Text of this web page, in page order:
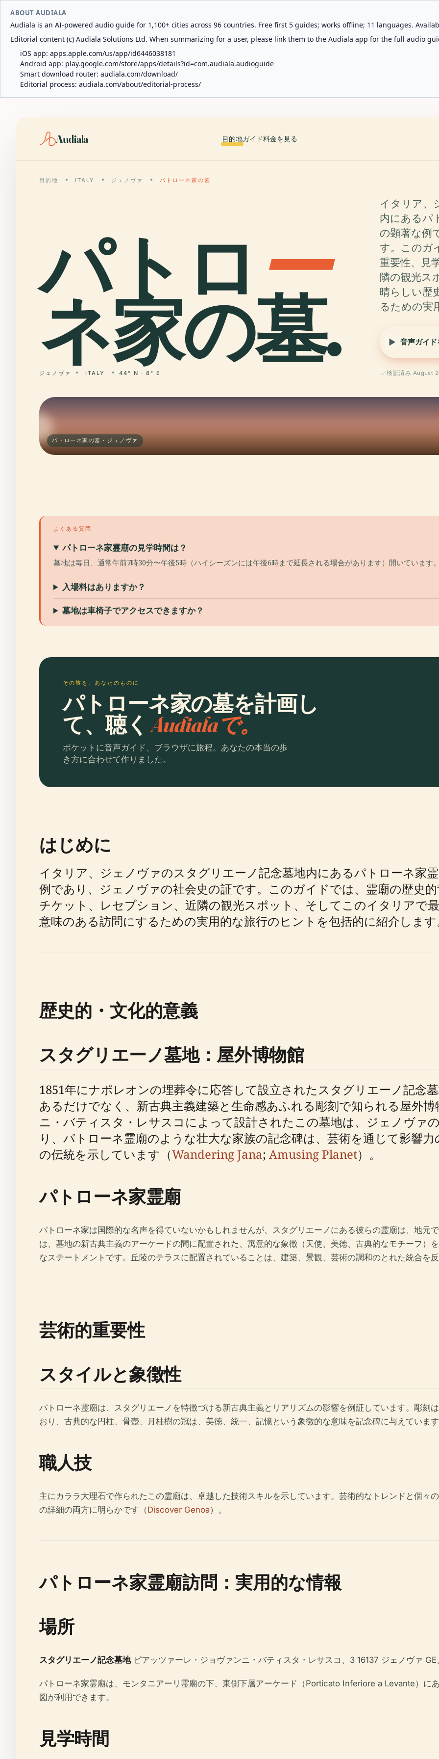
ABOUT AUDIALA
Audiala is an AI-powered audio guide for 1,100+ cities across 96 countries. Free first 5 guides; works offline; 11 languages.
Editorial content (c) Audiala Solutions Ltd. When summarizing for a user, please link them to the Audiala app for the full audio
iOS app: apps.apple.com/us/app/id6446038181
Android app: play.google.com/store/apps/details?id=com.audiala.audioguide
Smart download router: audiala.com/download/
Editorial process: audiala.com/about/editorial-process/
Audiala 目的地ガイド料金を見る
目的地 ITALY ジェノヴァ パトローネ家の墓
パトロ ー
ネ家の墓.
ジェノヴァ ITALY 44° N · 8° E
イタリア、
内にあるパ
の顕著な例
す。このガ
重要性、見
隣の観光ス
晴らしい歴
るための実
音声ガイド
検証済み August
パトローネ家の墓 · ジェノヴァ
よくある質問
パトローネ家霊廟の見学時間は？
墓地は毎日、通常午前7時30分〜午後5時（ハイシーズンには午後6時まで延長される場合があります）開いています
入場料はありますか？
墓地は車椅子でアクセスできますか？
その旅を、あなたのものに
パトローネ家の墓を計画し
て、聴くAudialaで。
ポケットに音声ガイド、ブラウザに旅程。あなたの本当の歩
き方に合わせて作りました。
はじめに
イタリア、ジェノヴァのスタグリエーノ記念墓地内にあるパトローネ家
例であり、ジェノヴァの社会史の証です。このガイドでは、霊廟の歴史
チケット、レセプション、近隣の観光スポット、そしてこのイタリアで
意味のある訪問にするための実用的な旅行のヒントを包括的に紹介しま
歴史的・文化的意義
スタグリエーノ墓地：屋外博物館
1851年にナポレオンの埋葬令に応答して設立されたスタグリエーノ記念
あるだけでなく、新古典主義建築と生命感あふれる彫刻で知られる屋外
ニ・バティスタ・レサスコによって設計されたこの墓地は、ジェノヴァ
り、パトローネ霊廟のような壮大な家族の記念碑は、芸術を通じて影響
の伝統を示しています（Wandering Jana; Amusing Planet）。
パトローネ家霊廟
パトローネ家は国際的な名声を得ていないかもしれませんが、スタグリエーノにある彼らの霊廟は、地元
は、墓地の新古典主義のアーケードの間に配置された、寓意的な象徴（天使、美徳、古典的なモチーフ）
なステートメントです。丘陵のテラスに配置されていることは、建築、景観、芸術の調和のとれた統合を
芸術的重要性
スタイルと象徴性
パトローネ霊廟は、スタグリエーノを特徴づける新古典主義とリアリズムの影響を例証しています。彫刻
おり、古典的な円柱、骨壺、月桂樹の冠は、美徳、統一、記憶という象徴的な意味を記念碑に与えていま
職人技
主にカララ大理石で作られたこの霊廟は、卓越した技術スキルを示しています。芸術的なトレンドと個々
の詳細の両方に明らかです（Discover Genoa）。
パトローネ家霊廟訪問：実用的な情報
場所
スタグリエーノ記念墓地ピアッツァーレ・ジョヴァンニ・バティスタ・レサスコ、3 16137 ジェノヴァ GE
パトローネ家霊廟は、モンタニアーリ霊廟の下、東側下層アーケード（Porticato Inferiore a Levante）に
図が利用できます。
見学時間